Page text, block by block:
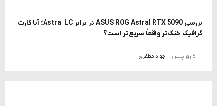
بررسی ASUS ROG Astral RTX 5090 در برابر Astral LC؛ آیا کارت
گرافیک خنک‌تر واقعاً سریع‌تر است؟
5 روز پیش جواد مظفری